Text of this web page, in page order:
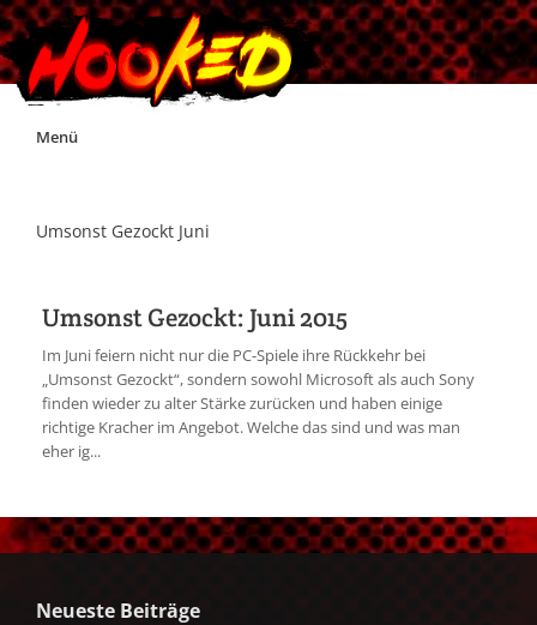
Skip
Menü
Impressum
Jobs
Umsonst Gezockt Juni
Umsonst Gezockt: Juni 2015
Im Juni feiern nicht nur die PC-Spiele ihre Rückkehr bei
„Umsonst Gezockt“, sondern sowohl Microsoft als auch Sony
finden wieder zu alter Stärke zurücken und haben einige
richtige Kracher im Angebot. Welche das sind und was man
eher ig...
Neueste Beiträge